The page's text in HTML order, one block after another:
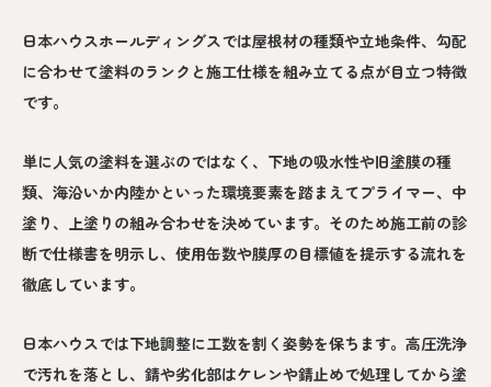
日本ハウスホールディングスでは屋根材の種類や立地条件、勾配
に合わせて塗料のランクと施工仕様を組み立てる点が目立つ特徴
です。
単に人気の塗料を選ぶのではなく、下地の吸水性や旧塗膜の種
類、海沿いか内陸かといった環境要素を踏まえてプライマー、中
塗り、上塗りの組み合わせを決めています。そのため施工前の診
断で仕様書を明示し、使用缶数や膜厚の目標値を提示する流れを
徹底しています。
日本ハウスでは下地調整に工数を割く姿勢を保ちます。高圧洗浄
で汚れを落とし、錆や劣化部はケレンや錆止めで処理してから塗